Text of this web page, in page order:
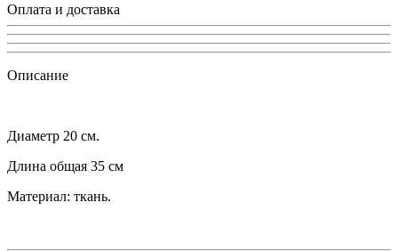
Оплата и доставка
Описание
Диаметр 20 см.
Длина общая 35 см
Материал: ткань.